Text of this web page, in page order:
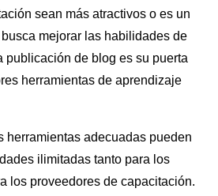
sean más atractivos o es un
mejorar las habilidades de
publicación de blog es su puerta
herramientas de aprendizaje
herramientas adecuadas pueden
ilimitadas tanto para los
los proveedores de capacitación.